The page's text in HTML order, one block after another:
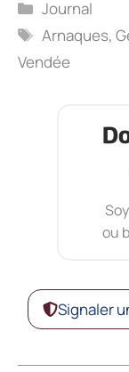
Catégories
Journal
Étiquettes
Arnaques,
Vendée
ou
Signaler